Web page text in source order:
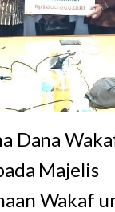
Dana
Majelis
Wakaf